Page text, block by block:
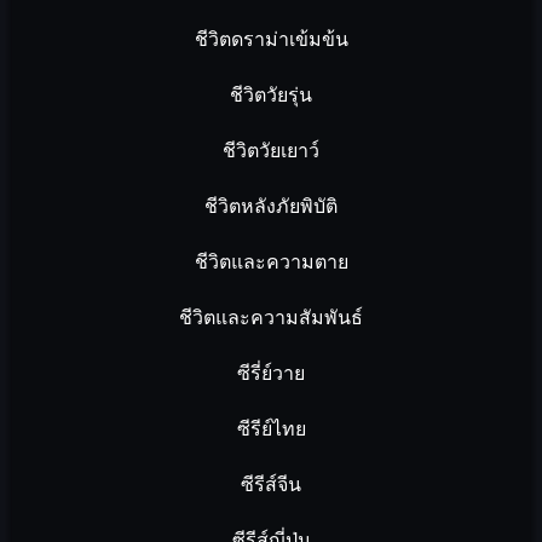
ชีวิตดราม่าเข้มข้น
ชีวิตวัยรุ่น
ชีวิตวัยเยาว์
ชีวิตหลังภัยพิบัติ
ชีวิตและความตาย
ชีวิตและความสัมพันธ์
ซีรี่ย์วาย
ซีรีย์ไทย
ซีรีส์จีน